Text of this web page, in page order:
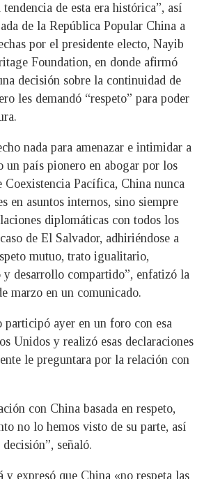
de esta era histórica”, así
de la República Popular China a
por el presidente electo, Nayib
Foundation, en donde afirmó
decisión sobre la continuidad de
les demandó “respeto” para poder
nada para amenazar e intimidar a
un país pionero en abogar por los
Coexistencia Pacífica, China nunca
en asuntos internos, sino siempre
diplomáticas con todos los
de El Salvador, adhiriéndose a
mutuo, trato igualitario,
desarrollo compartido”, enfatizó la
marzo en un comunicado.
participó ayer en un foro con esa
Unidos y realizó esas declaraciones
le preguntara por la relación con
con China basada en respeto,
no lo hemos visto de su parte, así
señaló.
y expresó que China «no respeta las